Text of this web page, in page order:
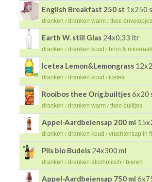
English Breakfast 250 st 1x250
dranken / dranken warm / thee envelopjes
Earth W. still Glas 24x0,33 ltr
dranken / dranken koud / bron &
Icetea Lemon&Lemongrass
dranken / dranken koud / icetea
Rooibos thee Orig.builtjes6x20
dranken / dranken warm / thee builtjes
Appel-Aardbeiensap 200 ml
dranken / dranken koud / vruchtensap in
Pils bio Budels 24x300 ml
dranken / dranken alcoholisch / bieren
Appel-Aardbeiensap 750 ml